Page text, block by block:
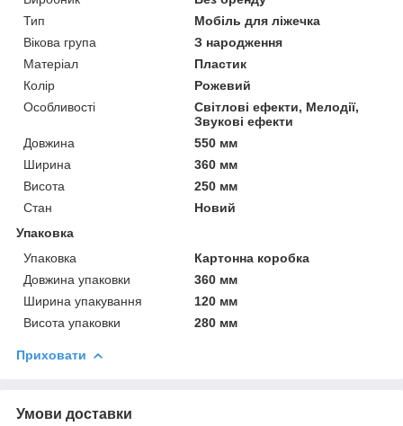
Тип
Мобіль для ліжечка
Вікова група
З народження
Матеріал
Пластик
Колір
Рожевий
Особливості
Світлові ефекти, Мелодії,
Звукові ефекти
Довжина
550 мм
Ширина
360 мм
Висота
250 мм
Стан
Новий
Упаковка
Упаковка
Картонна коробка
Довжина упаковки
360 мм
Ширина упакування
120 мм
Висота упаковки
280 мм
Приховати
Умови доставки